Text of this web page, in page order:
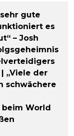
gute
es
– Josh
„Viele der
schwächere
World